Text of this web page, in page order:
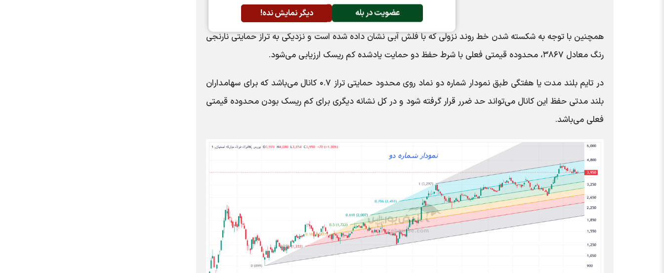
عضویت در بله دیگر نمایش نده!
همچنین با توجه به شکسته شدن خط روند نزولی که با فلش آبی نشان داده شده است و نزدیکی به تراز حمایتی نارنجی
رنگ معادل ۳۸۶۷، محدوده قیمتی فعلی با شرط حفظ دو حمایت یادشده کم ریسک ارزیابی می‌شود.
در تایم بلند مدت یا هفتگی طبق نمودار شماره دو نماد روی محدود حمایتی تراز ۰.۷ کانال می‌باشد که برای سهامداران
بلند مدتی حفظ این کانال می‌تواند حد ضرر قرار گرفته شود و در کل نشانه دیگری برای کم ریسک بودن محدوده قیمتی
فعلی می‌باشد.